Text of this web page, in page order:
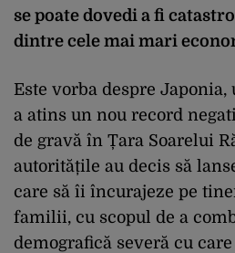
se poate dovedi a fi
dintre cele mai mari
Este vorba despre
a atins un nou record
de gravă în Țara Soarelui
autoritățile au decis să
care să îi încurajeze pe
familii, cu scopul de a
demografică severă cu